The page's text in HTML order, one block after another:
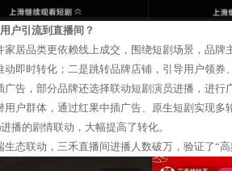
户引流到直播间？
家居品类更依赖线上成交，围绕短剧场景，品牌
动即时转化；二是跳转品牌店铺，引导用户领券
广告，部分品牌还选择联动短剧演员进播，进行
用户群体，通过红果中插广告、原生短剧实现多
播的剧情联动，大幅提高了转化。
生态联动，三禾直播间进播人数破万，验证了“